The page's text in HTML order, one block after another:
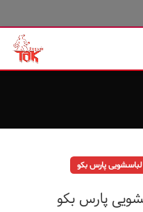
لباسشویی پارس بکو
پارس بکو